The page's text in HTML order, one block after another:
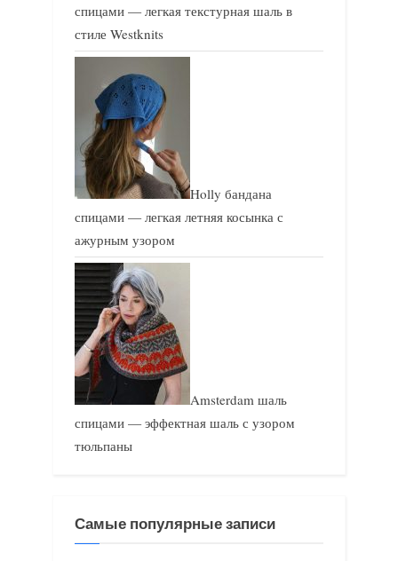
спицами — легкая текстурная шаль в
стиле Westknits
Holly бандана
спицами — легкая летняя косынка с
ажурным узором
Amsterdam шаль
спицами — эффектная шаль с узором
тюльпаны
Самые популярные записи